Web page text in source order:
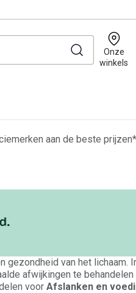
Onze
winkels
0
aan de beste prijzen*
van het lichaam.
afwijkingen te
voor Afslanken en